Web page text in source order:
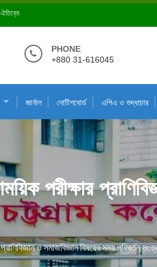
ঐতিহ্যে
PHONE
+880 31-616045
জার্নাল নোটিশবোর্ড এপিএ ও শুদ্ধাচার
পরীক্ষার
ও সমাজবিজ্ঞান বিষয়ের সময় পরিবর্তন